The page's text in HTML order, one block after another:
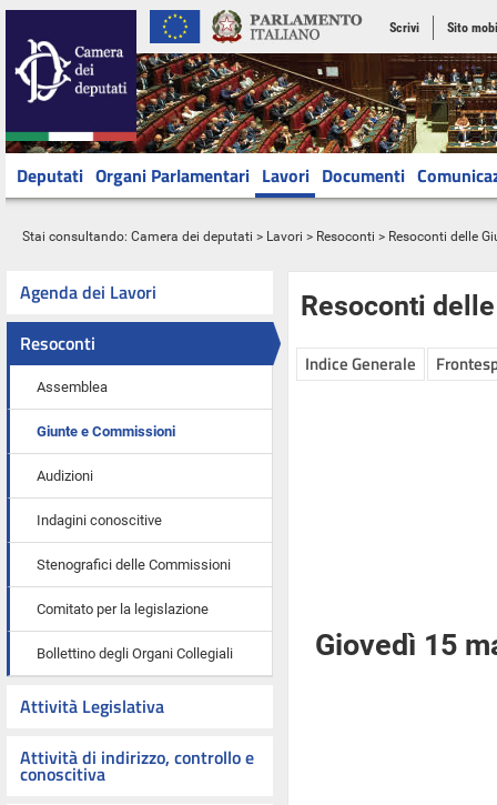
Scrivi Sito
Deputati Organi Parlamentari Lavori Documenti
Stai consultando: Camera dei deputati > Lavori > Resoconti > Resoconti delle
Agenda dei Lavori
Resoconti
Assemblea
Giunte e Commissioni
Audizioni
Indagini conoscitive
Stenografici delle Commissioni
Comitato per la legislazione
Bollettino degli Organi Collegiali
Attività Legislativa
Attività di indirizzo, controllo e
conoscitiva
Resoconti
Indice Generale
Giovedì 15